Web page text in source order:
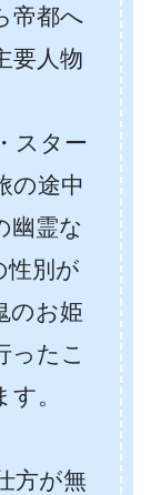
帝都へ
要人物
スター
の途中
幽霊な
性別が
のお姫
ったこ
。
方が無